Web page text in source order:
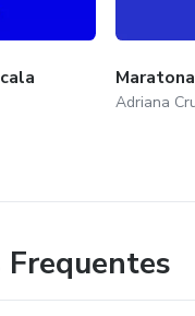
✔ Certificação
Transforme
de Resultado! 🚀
Adriana